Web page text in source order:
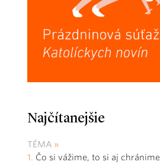
Najčítanejšie
TÉMA
Čo si vážime, to si aj chránime